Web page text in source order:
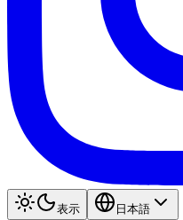
表示
日本語